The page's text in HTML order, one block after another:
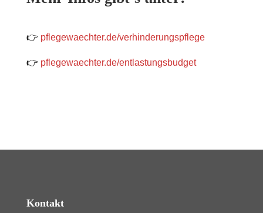
👉 pflegewaechter.de/verhinderungspflege
👉 pflegewaechter.de/entlastungsbudget
Kontakt